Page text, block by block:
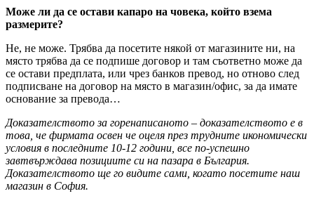
Може ли да се остави капаро на човека, който взема
размерите?
Не, не може. Трябва да посетите някой от магазините ни, на
място трябва да се подпише договор и там съответно може да
се остави предплата, или чрез банков превод, но отново след
подписване на договор на място в магазин/офис, за да имате
основание за превода…
Доказателството за горенаписаното – доказателството е в
това, че фирмата освен че оцеля през трудните икономически
условия в последните 10-12 години, все по-успешно
завтвърждава позициите си на пазара в България.
Доказателството ще го видите сами, когато посетите наш
магазин в София.